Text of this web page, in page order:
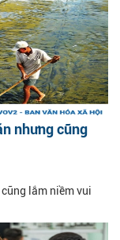
nhưng cũng
lắm niềm vui